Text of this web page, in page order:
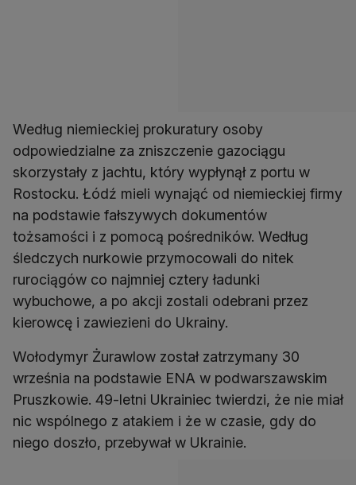
Według niemieckiej prokuratury osoby
odpowiedzialne za zniszczenie gazociągu
skorzystały z jachtu, który wypłynął z portu w
Rostocku. Łódź mieli wynająć od niemieckiej firmy
na podstawie fałszywych dokumentów
tożsamości i z pomocą pośredników. Według
śledczych nurkowie przymocowali do nitek
rurociągów co najmniej cztery ładunki
wybuchowe, a po akcji zostali odebrani przez
kierowcę i zawiezieni do Ukrainy.
Wołodymyr Żurawlow został zatrzymany 30
września na podstawie ENA w podwarszawskim
Pruszkowie. 49-letni Ukrainiec twierdzi, że nie miał
nic wspólnego z atakiem i że w czasie, gdy do
niego doszło, przebywał w Ukrainie.